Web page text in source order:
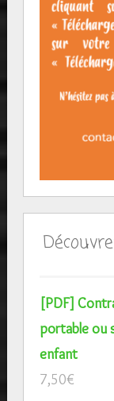
[PDF]
portable ou
enfant
7,50€